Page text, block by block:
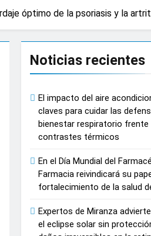
causar daños irreversibles en la
proyecciones de películas de los
lactante
playas y otros espacios al
estratégica y
muscular del deportista
óptimo de la psoriasis y la
Noticias recientes
El impacto del aire
claves para cuidar las
bienestar respiratorio frente
contrastes térmicos
En el Día Mundial del
Farmacia reivindicará su
fortalecimiento de la salud
Expertos de Miranza
el eclipse solar sin